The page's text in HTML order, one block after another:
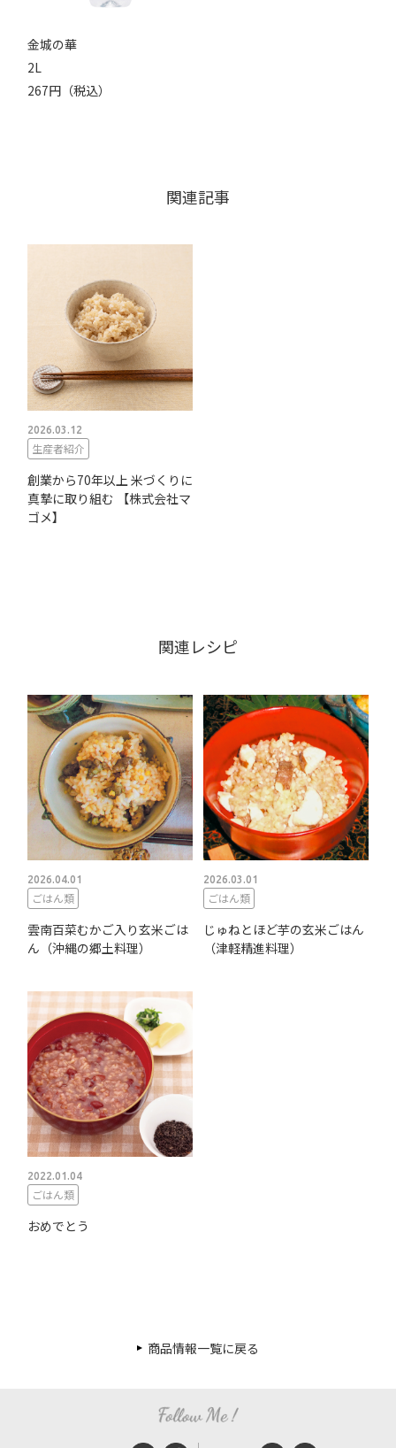
金城の華
2L
267円（税込）
関連記事
2026.03.12
生産者紹介
創業から70年以上 米づくりに
真摯に取り組む 【株式会社マ
ゴメ】
関連レシピ
2026.04.01
ごはん類
雲南百菜むかご入り玄米ごは
ん（沖縄の郷土料理）
2026.03.01
ごはん類
じゅねとほど芋の玄米ごはん
（津軽精進料理）
2022.01.04
ごはん類
おめでとう
商品情報一覧に戻る